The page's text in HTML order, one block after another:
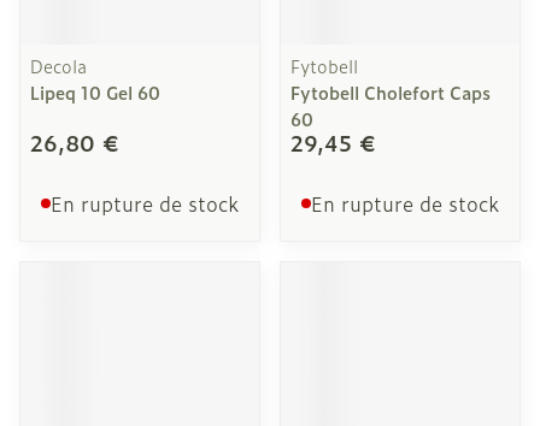
Decola
Lipeq 10 Gel 60
26,80 €
En rupture de stock
Fytobell
Fytobell Cholefort Caps
60
29,45 €
En rupture de stock